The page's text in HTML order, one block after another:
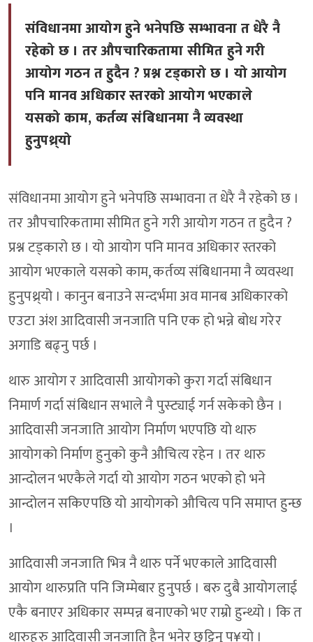
संविधानमा आयोग हुने भनेपछि सम्भावना त धेरै नै
रहेको छ । तर औपचारिकतामा सीमित हुने गरी
आयोग गठन त हुदैन ? प्रश्न टड्कारो छ । यो आयोग
पनि मानव अधिकार स्तरको आयोग भएकाले
यसको काम, कर्तव्य संबिधानमा नै व्यवस्था
हुनुपथ्र्यो
संविधानमा आयोग हुने भनेपछि सम्भावना त धेरै नै रहेको छ ।
तर औपचारिकतामा सीमित हुने गरी आयोग गठन त हुदैन ?
प्रश्न टड्कारो छ । यो आयोग पनि मानव अधिकार स्तरको
आयोग भएकाले यसको काम, कर्तव्य संबिधानमा नै व्यवस्था
हुनुपथ्र्यो । कानुन बनाउने सन्दर्भमा अव मानब अधिकारको
एउटा अंश आदिवासी जनजाति पनि एक हो भन्ने बोध गरेर
अगाडि बढ्नु पर्छ ।
थारु आयोग र आदिवासी आयोगको कुरा गर्दा संबिधान
निमार्ण गर्दा संबिधान सभाले नै पुस्ट्याई गर्न सकेको छैन ।
आदिवासी जनजाति आयोग निर्माण भएपछि यो थारु
आयोगको निर्माण हुनुको कुनै औचित्य रहेन । तर थारु
आन्दोलन भएकैले गर्दा यो आयोग गठन भएको हो भने
आन्दोलन सकिएपछि यो आयोगको औचित्य पनि समाप्त हुन्छ
।
आदिवासी जनजाति भित्र नै थारु पर्ने भएकाले आदिवासी
आयोग थारुप्रति पनि जिम्मेबार हुनुपर्छ । बरु दुबै आयोगलाई
एकै बनाएर अधिकार सम्पन्न बनाएको भए राम्रो हुन्थ्यो । कि त